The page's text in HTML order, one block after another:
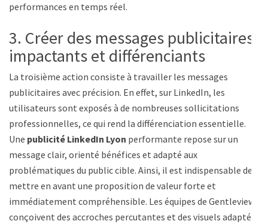
performances en temps réel.
3. Créer des messages publicitaires
impactants et différenciants
La troisième action consiste à travailler les messages
publicitaires avec précision. En effet, sur LinkedIn, les
utilisateurs sont exposés à de nombreuses sollicitations
professionnelles, ce qui rend la différenciation essentielle.
Une publicité LinkedIn Lyon performante repose sur un
message clair, orienté bénéfices et adapté aux
problématiques du public cible. Ainsi, il est indispensable de
mettre en avant une proposition de valeur forte et
immédiatement compréhensible. Les équipes de Gentleview
conçoivent des accroches percutantes et des visuels adaptés